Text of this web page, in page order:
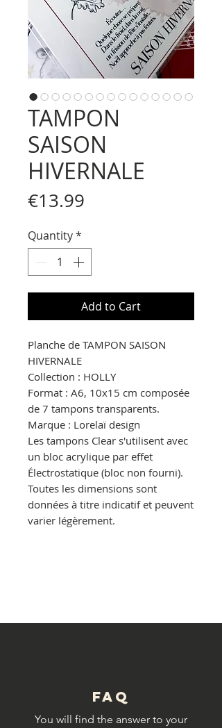
TAMPON
SAISON
HIVERNALE
€13.99
Quantity*
Add to Cart
Planche de TAMPON SAISON
HIVERNALE
Collection : HOLLY
Format : A6, 10x15 cm composée
de 7 tampons transparents.
Marque : Lorelaï design
Les tampons Clear s'utilisent avec
un bloc acrylique par effet
Électrostatique (bloc non fourni).
Toutes les dimensions sont
données à titre indicatif et peuvent
varier légèrement.
FAQ
You will find the answer to your